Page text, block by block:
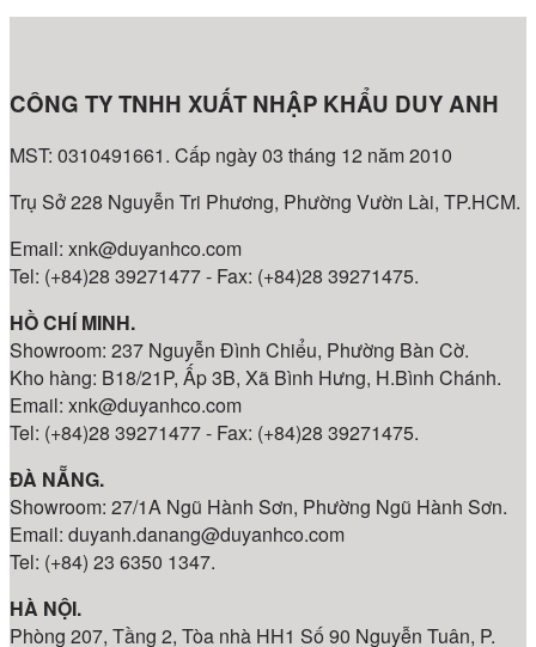
CÔNG TY TNHH XUẤT NHẬP KHẨU DUY ANH
MST: 0310491661. Cấp ngày 03 tháng 12 năm 2010
Trụ Sở 228 Nguyễn Tri Phương, Phường Vườn Lài, TP.HCM.
Email: xnk@duyanhco.com
Tel: (+84)28 39271477 - Fax: (+84)28 39271475.
HỒ CHÍ MINH.
Showroom: 237 Nguyễn Đình Chiểu, Phường Bàn Cờ.
Kho hàng: B18/21P, Ấp 3B, Xã Bình Hưng, H.Bình Chánh.
Email: xnk@duyanhco.com
Tel: (+84)28 39271477 - Fax: (+84)28 39271475.
ĐÀ NẴNG.
Showroom: 27/1A Ngũ Hành Sơn, Phường Ngũ Hành Sơn.
Email: duyanh.danang@duyanhco.com
Tel: (+84) 23 6350 1347.
HÀ NỘI.
Phòng 207, Tầng 2, Tòa nhà HH1 Số 90 Nguyễn Tuân, P.